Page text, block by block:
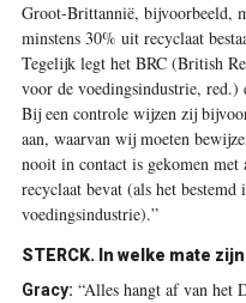
Groot-Brittannië, bijvoorbeeld,
minstens 30% uit recyclaat
Tegelijk legt het BRC (British
voor de voedingsindustrie, red.)
Bij een controle wijzen zij
aan, waarvan wij moeten
nooit in contact is gekomen met
recyclaat bevat (als het
voedingsindustrie).”
STERCK. In welke mate
Gracy: “Alles hangt af van het